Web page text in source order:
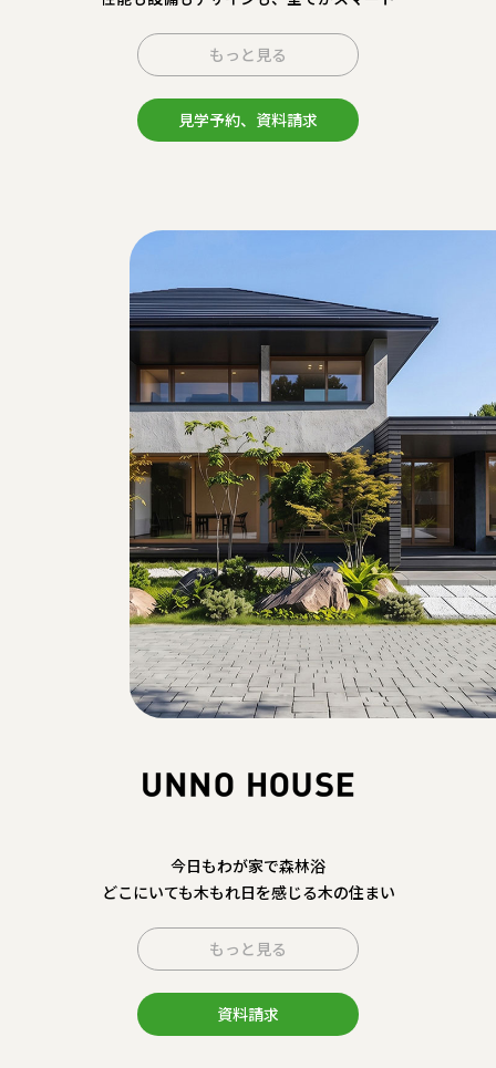
もっと見る
見学予約、資料請求
今日もわが家で森林浴
どこにいても木もれ日を感じる木の住まい
もっと見る
資料請求